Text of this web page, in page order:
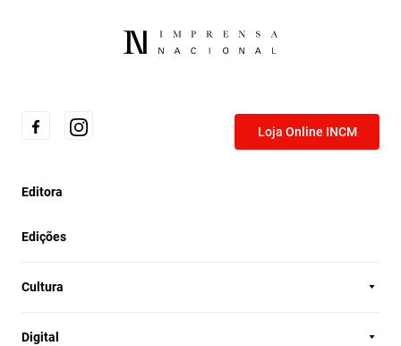
Loja Online INCM
Editora
Edições
Cultura
Digital